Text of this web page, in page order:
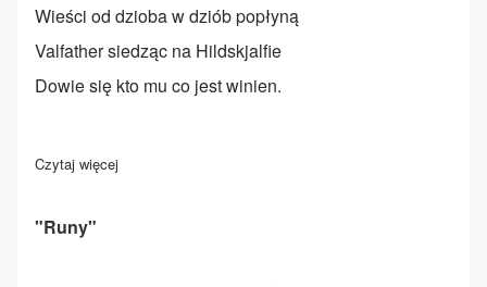
Wieści od dzioba w dziób popłyną
Valfather siedząc na Hildskjalfie
Dowie się kto mu co jest winien.
Czytaj więcej
"Runy"